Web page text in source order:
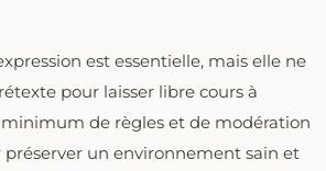
est essentielle, mais elle ne
pour laisser libre cours à
minimum de règles et de modération
préserver un environnement sain et